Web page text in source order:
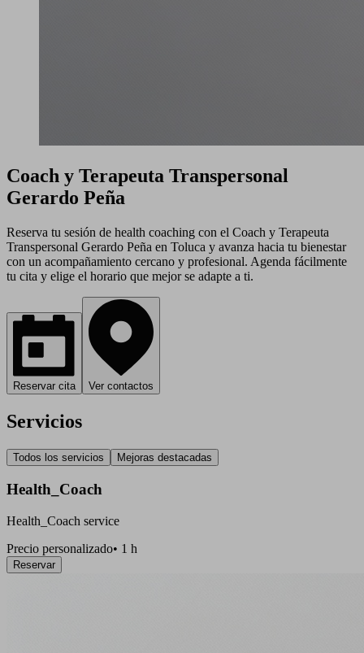
Coach y Terapeuta Transpersonal
Gerardo Peña
Reserva tu sesión de health coaching con el Coach y Terapeuta
Transpersonal Gerardo Peña en Toluca y avanza hacia tu bienestar
con un acompañamiento cercano y profesional. Agenda fácilmente
tu cita y elige el horario que mejor se adapte a ti.
Reservar cita Ver contactos
Servicios
Todos los servicios Mejoras destacadas
Health_Coach
Health_Coach service
Precio personalizado• 1 h
Reservar